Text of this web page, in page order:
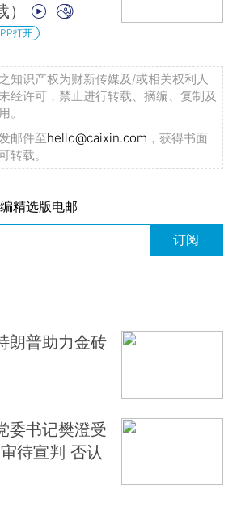
）
打开
知识产权为财新传媒及/或相关权利人
经许可，禁止进行转载、摘编、复制及
。
邮件至hello@caixin.com ，获得书面
转载。
精选版电邮
订阅
朗普助力金砖
委书记樊澄受
待宣判 否认